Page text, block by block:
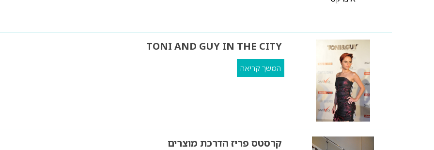
TONI AND GUY IN THE CITY
המשך קריאה
קרסטס פריז הדרכת מוצרים